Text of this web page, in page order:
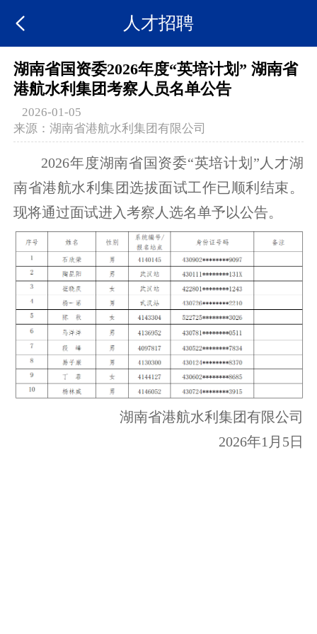
人才招聘
湖南省国资委2026年度“英培计划” 湖南省
港航水利集团考察人员名单公告
2026-01-05
来源：湖南省港航水利集团有限公司
2026年度湖南省国资委“英培计划” 人才湖
南省港航水利集团选拔面试工作已顺利结束。
现将通过面试进入考察人选名单予以公告。
湖南省港航水利集团有限公司
2026年1月5日